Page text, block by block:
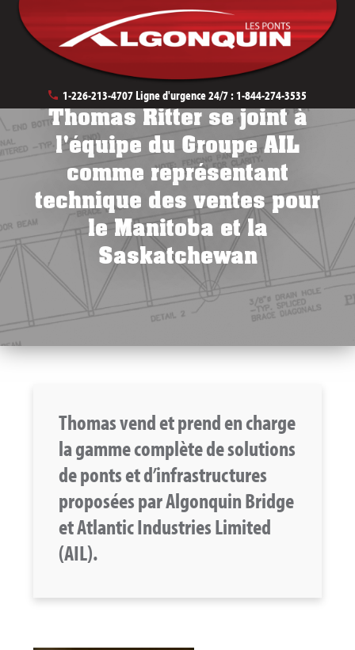
1-226-213-4707 Ligne d'urgence 24/7 :1-844-274-3535
Thomas Ritter se joint à
l'équipe du Groupe AIL
comme représentant
technique des ventes pour
le Manitoba et la
Saskatchewan
Thomas vend et prend en charge
la gamme complète de solutions
de ponts et d’infrastructures
proposées par Algonquin Bridge
et Atlantic Industries Limited
(AIL).